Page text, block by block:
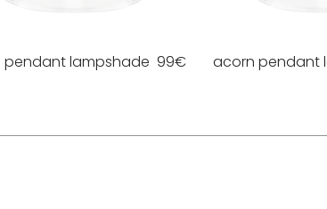
pendant lampshade 99€ acorn pendant